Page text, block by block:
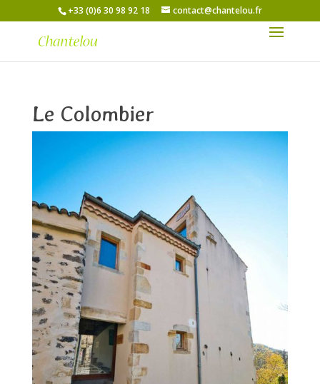
+33 (0)6 30 98 92 18 contact@chantelou.fr
Le Colombier